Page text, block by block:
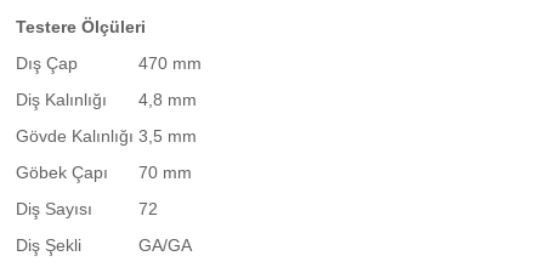
Testere Ölçüleri
Dış Çap
470 mm
Diş Kalınlığı
4,8 mm
Gövde Kalınlığı 3,5 mm
Göbek Çapı
70 mm
Diş Sayısı
72
Diş Şekli
GA/GA